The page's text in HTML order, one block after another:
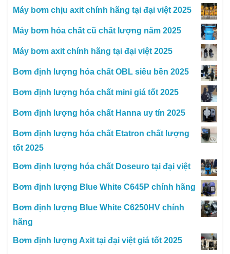
Máy bơm chịu axit chính hãng tại đại việt 2025
Máy bơm hóa chất cũ chất lượng năm 2025
Máy bơm axit chính hãng tại đại việt 2025
Bơm định lượng hóa chất OBL siêu bền 2025
Bơm định lượng hóa chất mini giá tốt 2025
Bơm định lượng hóa chất Hanna uy tín 2025
Bơm định lượng hóa chất Etatron chất lượng
tốt 2025
Bơm định lượng hóa chất Doseuro tại đại việt
Bơm định lượng Blue White C645P chính hãng
Bơm định lượng Blue White C6250HV chính
hãng
Bơm định lượng Axit tại đại việt giá tốt 2025